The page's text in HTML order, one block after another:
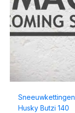
Sneeuwkettingen
Husky Butzi 140